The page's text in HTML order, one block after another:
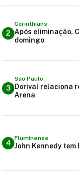
2
Corinthians
Após eliminação,
domingo
3
São Paulo
Dorival relaciona
Arena
4
Fluminense
John Kennedy